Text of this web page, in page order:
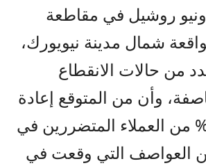
روشيل في مقاطعة
شمال مدينة نيويورك،
من حالات الانقطاع
وأن من المتوقع إعادة
إلى 95 % من العملاء المتضررين في
العواصف التي وقعت في